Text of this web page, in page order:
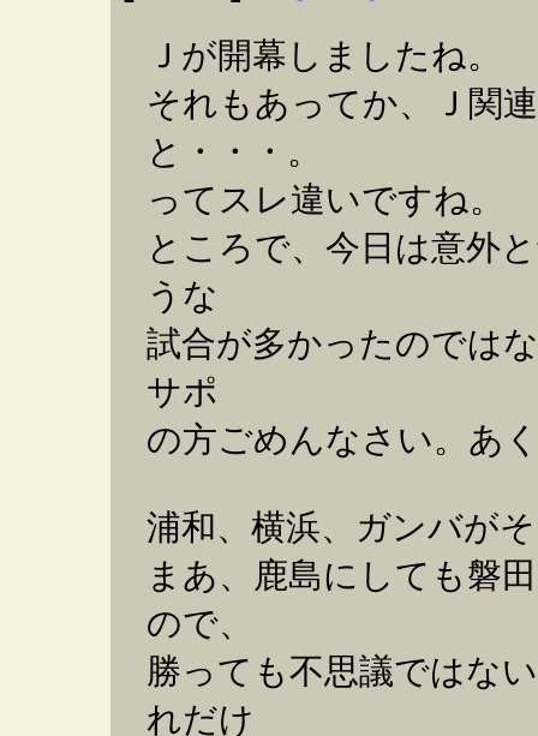
Ｊが開幕しましたね。
それもあってか、Ｊ関
と・・・。
ってスレ違いですね。
ところで、今日は意外
うな
試合が多かったのでは
サポ
の方ごめんなさい。あ
浦和、横浜、ガンバが
まあ、鹿島にしても磐
ので、
勝っても不思議ではな
れだけ